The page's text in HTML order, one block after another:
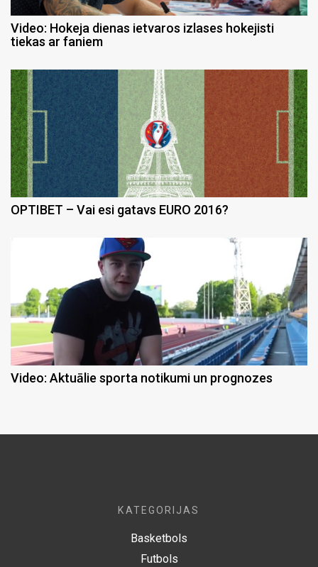
Video: Hokeja dienas ietvaros izlases hokejisti
tiekas ar faniem
OPTIBET – Vai esi gatavs EURO 2016?
Video: Aktuālie sporta notikumi un prognozes
KATEGORIJAS
Basketbols
Futbols